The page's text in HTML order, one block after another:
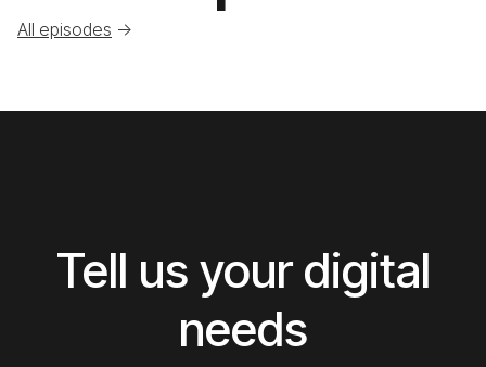
All episodes ->
Tell us your digital
needs